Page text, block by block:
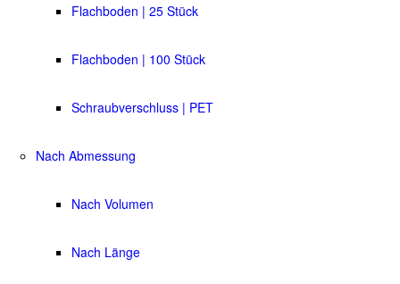
Flachboden | 25 Stück
Flachboden | 100 Stück
Schraubverschluss | PET
Nach Abmessung
Nach Volumen
Nach Länge